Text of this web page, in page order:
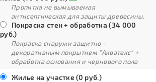
Пропитка не вымываемая
антисептическая для защиты древесины.
Покраска стен + обработка (34 000
руб.)
Покраска снаружи защитно -
декоративным покрытием "Акватекс" +
обработка основания и чернового пола
Жилье на участке (0 руб.)